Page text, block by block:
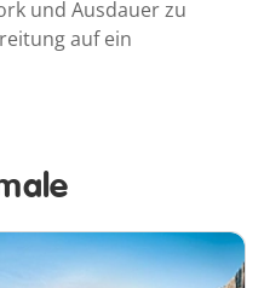
und Ausdauer zu
auf ein